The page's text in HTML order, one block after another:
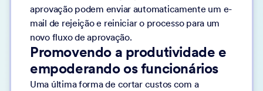
aprovação podem enviar automaticamente um e-
mail de rejeição e reiniciar o processo para um
novo fluxo de aprovação.
Promovendo a produtividade e
empoderando os funcionários
Uma última forma de cortar custos com a